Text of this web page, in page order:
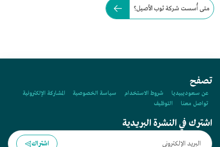
متى أُسست شركة ثوب الأصيل؟
تصفح
عن سعوديبيديا شروط الاستخدام سياسة الخصوصية
المشاركة الإلكترونية
تواصل معنا
التوظيف
اشترك في النشرة البريدية
اشتراك